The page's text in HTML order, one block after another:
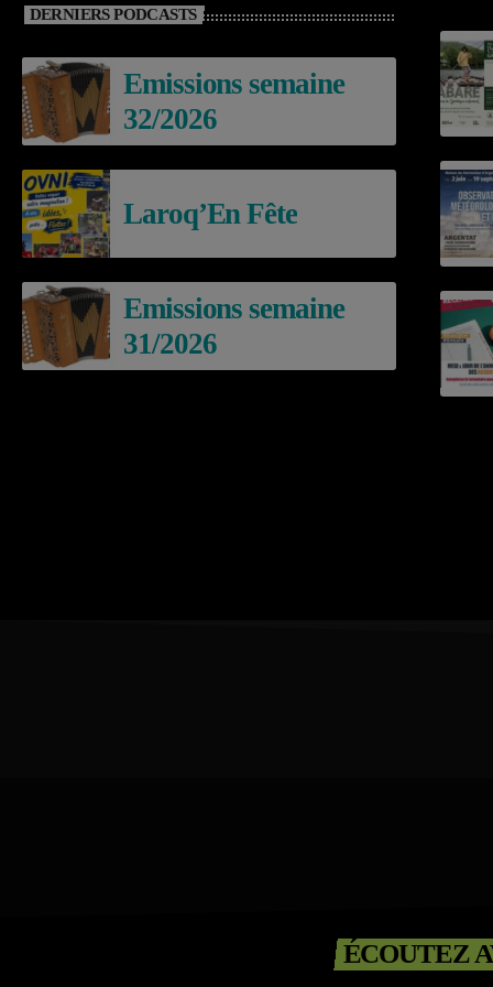
DERNIERS PODCASTS
Emissions semaine
32/2026
Laroq’En Fête
Emissions semaine
31/2026
ÉCOUTEZ